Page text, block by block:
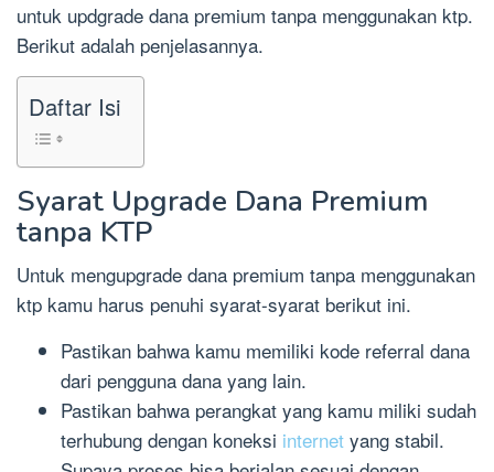
untuk updgrade dana premium tanpa menggunakan ktp.
Berikut adalah penjelasannya.
Daftar Isi
Syarat Upgrade Dana Premium
tanpa KTP
Untuk mengupgrade dana premium tanpa menggunakan
ktp kamu harus penuhi syarat-syarat berikut ini.
Pastikan bahwa kamu memiliki kode referral dana
dari pengguna dana yang lain.
Pastikan bahwa perangkat yang kamu miliki sudah
terhubung dengan koneksi internet yang stabil.